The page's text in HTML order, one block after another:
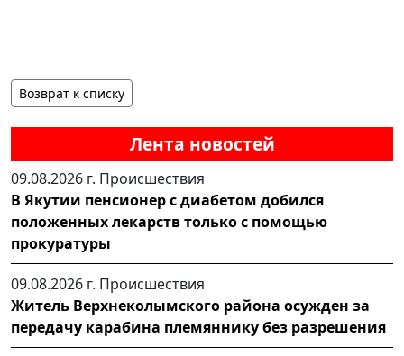
Лента новостей
09.08.2026 г. Происшествия
В Якутии пенсионер с диабетом добился
положенных лекарств только с помощью
прокуратуры
09.08.2026 г. Происшествия
Житель Верхнеколымского района осужден за
передачу карабина племяннику без разрешения
Возврат к списку